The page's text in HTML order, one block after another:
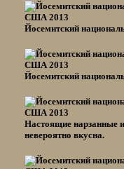
Йосемитский
Йосемитский
Настоящие нарзанные
невероятно вкусна.